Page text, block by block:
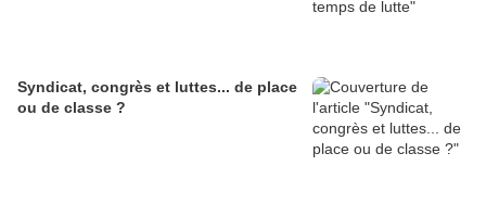
Syndicat, congrès et luttes... de place
ou de classe ?